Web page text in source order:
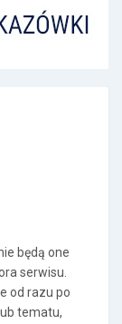
będą one
serwisu.
od razu po
tematu,